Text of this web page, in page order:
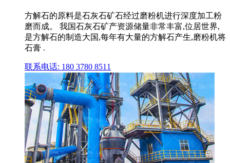
方解石的原料是石灰石矿石经过磨粉机进行深度加工粉
磨而成。 我国石灰石矿产资源储量非常丰富,位居世界,
是方解石的制造大国,每年有大量的方解石产生,磨粉机将
石膏 .
联系电话: 180 3780 8511